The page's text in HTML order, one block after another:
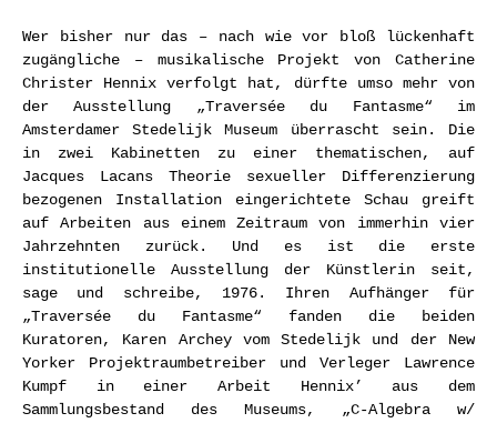
Wer bisher nur das – nach wie vor bloß lückenhaft
zugängliche – musikalische Projekt von Catherine
Christer Hennix verfolgt hat, dürfte umso mehr von
der Ausstellung „Traversée du Fantasme“ im
Amsterdamer Stedelijk Museum überrascht sein. Die
in zwei Kabinetten zu einer thematischen, auf
Jacques Lacans Theorie sexueller Differenzierung
bezogenen Installation eingerichtete Schau greift
auf Arbeiten aus einem Zeitraum von immerhin vier
Jahrzehnten zurück. Und es ist die erste
institutionelle Ausstellung der Künstlerin seit,
sage und schreibe, 1976. Ihren Aufhänger für
„Traversée du Fantasme“ fanden die beiden
Kuratoren, Karen Archey vom Stedelijk und der New
Yorker Projektraumbetreiber und Verleger Lawrence
Kumpf in einer Arbeit Hennix’ aus dem
Sammlungsbestand des Museums, „C-Algebra w/